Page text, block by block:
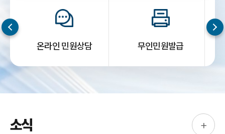
온라인 민원상담 무인민원발급
소식 +